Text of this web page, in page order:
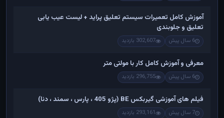
آموزش کامل تعمیرات سیستم تعلیق پراید + لیست عیب یابی
تعلیق و جلوبندی
6 سال پیش 302,607 بازدید
معرفی و آموزش کامل کار با مولتی متر
6 سال پیش 296,755 بازدید
فیلم های آموزشی گیربکس BE (پژو 405 ، پارس ، سمند ، دنا)
7 سال پیش 293,161 بازدید